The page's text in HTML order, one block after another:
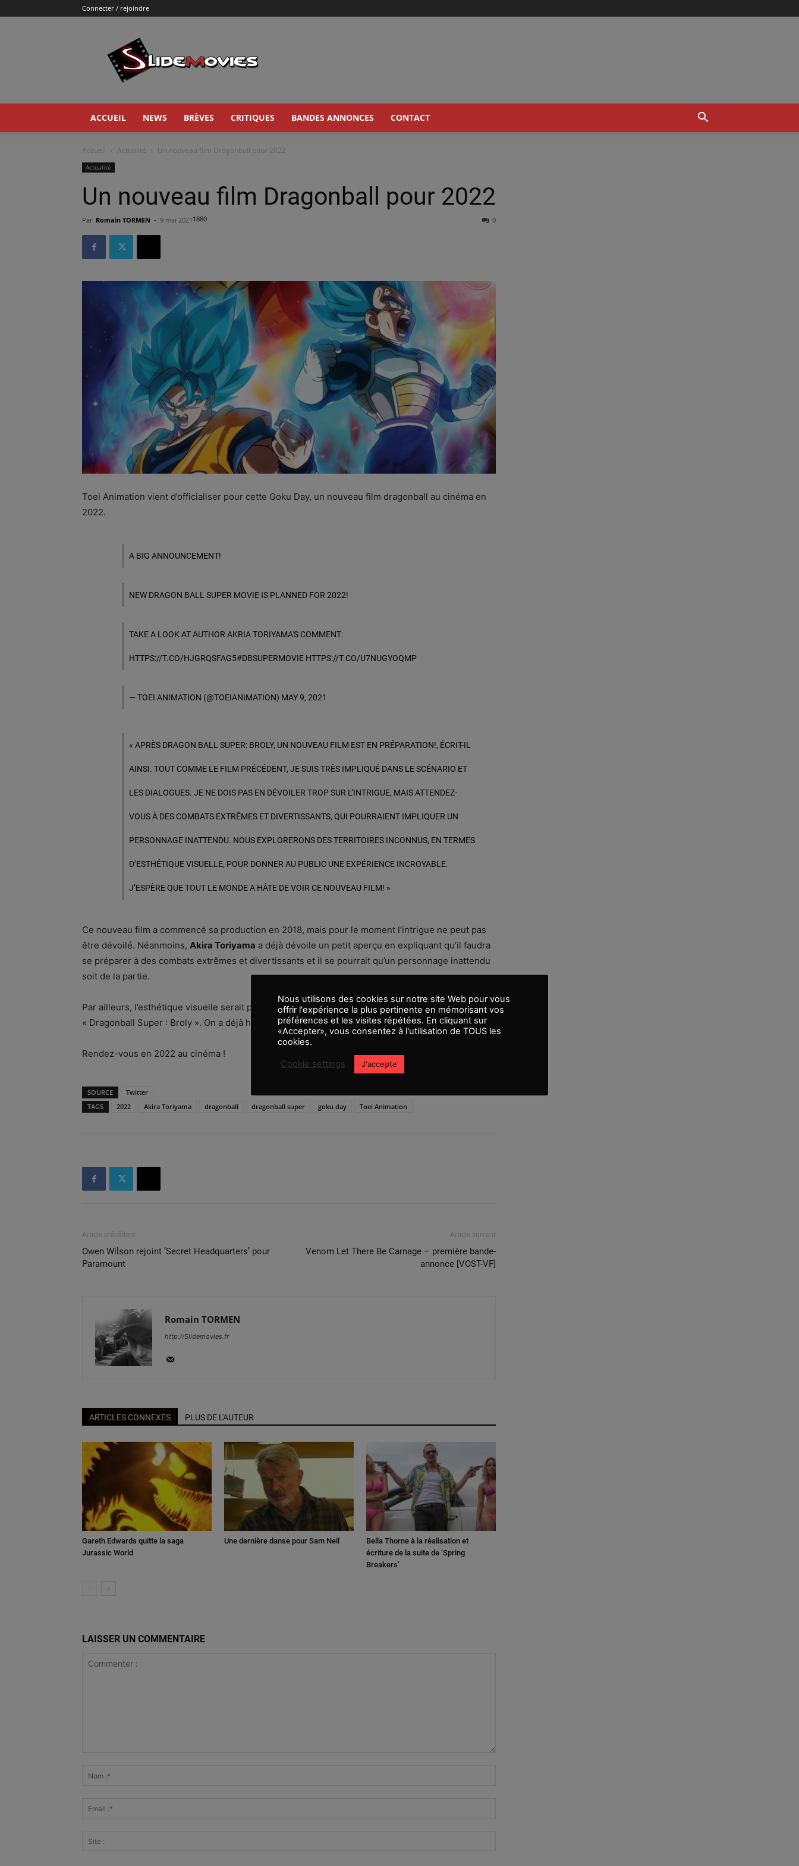
Connecter / rejoindre
ACCUEIL NEWS BRÈVES CRITIQUES BANDES ANNONCES CONTACT
Accueil Actualité Un nouveau film Dragonball pour 2022
Actualité
Un nouveau film Dragonball pour 2022
Par Romain TORMEN - 9 mai 2021 0
1880
Toei Animation vient d’officialiser pour cette Goku Day, un nouveau film dragonball au cinéma en
2022.
A BIG ANNOUNCEMENT!
NEW DRAGON BALL SUPER MOVIE IS PLANNED FOR 2022!
TAKE A LOOK AT AUTHOR AKRIA TORIYAMA'S COMMENT:
HTTPS://T.CO/HJGRQSFAG5#DBSUPERMOVIE HTTPS://T.CO/U7NUGYOQMP
— TOEI ANIMATION (@TOEIANIMATION) MAY 9, 2021
« APRÈS DRAGON BALL SUPER: BROLY, UN NOUVEAU FILM EST EN PRÉPARATION!, ÉCRIT-IL
AINSI. TOUT COMME LE FILM PRÉCÉDENT, JE SUIS TRÈS IMPLIQUÉ DANS LE SCÉNARIO ET
LES DIALOGUES. JE NE DOIS PAS EN DÉVOILER TROP SUR L’INTRIGUE, MAIS ATTENDEZ-
VOUS À DES COMBATS EXTRÊMES ET DIVERTISSANTS, QUI POURRAIENT IMPLIQUER UN
PERSONNAGE INATTENDU. NOUS EXPLORERONS DES TERRITOIRES INCONNUS, EN TERMES
D’ESTHÉTIQUE VISUELLE, POUR DONNER AU PUBLIC UNE EXPÉRIENCE INCROYABLE.
J’ESPÈRE QUE TOUT LE MONDE A HÂTE DE VOIR CE NOUVEAU FILM! »
Ce nouveau film a commencé sa production en 2018, mais pour le moment l’intrigue ne peut pas
être dévoilé. Néanmoins, Akira Toriyama a déjà dévoile un petit aperçu en expliquant qu’il faudra
se préparer à des combats extrêmes et divertissants et il se pourrait qu’un personnage inattendu
soit de la partie.
Par ailleurs, l’esthétique visuelle serait poussée un peu plus haut par rapport au dernier film
« Dragonball Super : Broly ». On a déjà hâte de voir les premières images.
Rendez-vous en 2022 au cinéma !
SOURCE
Twitter
TAGS
2022 Akira Toriyama dragonball dragonball super goku day Toei Animation
Article précédent
Owen Wilson rejoint ‘Secret Headquarters’ pour
Paramount
Article suivant
Venom Let There Be Carnage – première bande-
annonce [VOST-VF]
Romain TORMEN
http://Slidemovies.fr
ARTICLES CONNEXES PLUS DE L'AUTEUR
Gareth Edwards quitte la saga
Jurassic World
Une dernière danse pour Sam Neil
Bella Thorne à la réalisation et
écriture de la suite de ‘Spring
Breakers’
LAISSER UN COMMENTAIRE
Nous utilisons des cookies sur notre site Web pour vous
offrir l'expérience la plus pertinente en mémorisant vos
préférences et les visites répétées. En cliquant sur
«Accepter», vous consentez à l'utilisation de TOUS les
cookies.
Cookie settings J'accepte